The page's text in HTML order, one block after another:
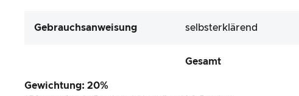
Gebrauchsanweisung selbsterklärend
Gesamt
Gewichtung: 20%